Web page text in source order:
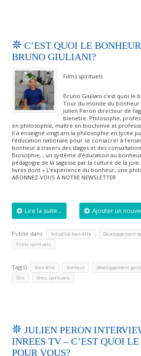
C’EST QUOI LE
BRUNO GIULIANI?
Films spirituels
Bruno Giuliani c’est quoi le
Tour du monde du
Julien Peron directeur de
bienetre. Philosophe,
en philosophie, maître en biochimie et
Il a enseigné vingt ans la philosophie en lycée
l’éducation nationale pour se consacrer à
bonheur à travers des stages et des
Biosophie, , un système d’éducation au
pédagogie de la sagesse par la culture de la
livres dont « L’expérience du bonheur, une
ABONNEZ-VOUS À NOTRE NEWSLETTER
Lire la suite... Ajouter un
Publié dans Actualité bien-être Développement
Films spirituels
Tag(s) bien-être bonheur développement
film films spirituels
JULIEN PERON
INREES TV – C’EST QUOI
POUR VOUS?